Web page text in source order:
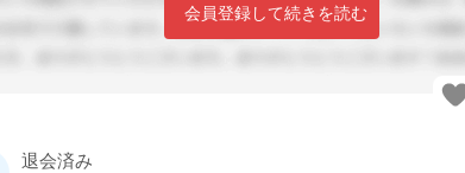
会員登録して続きを読む
退会済み